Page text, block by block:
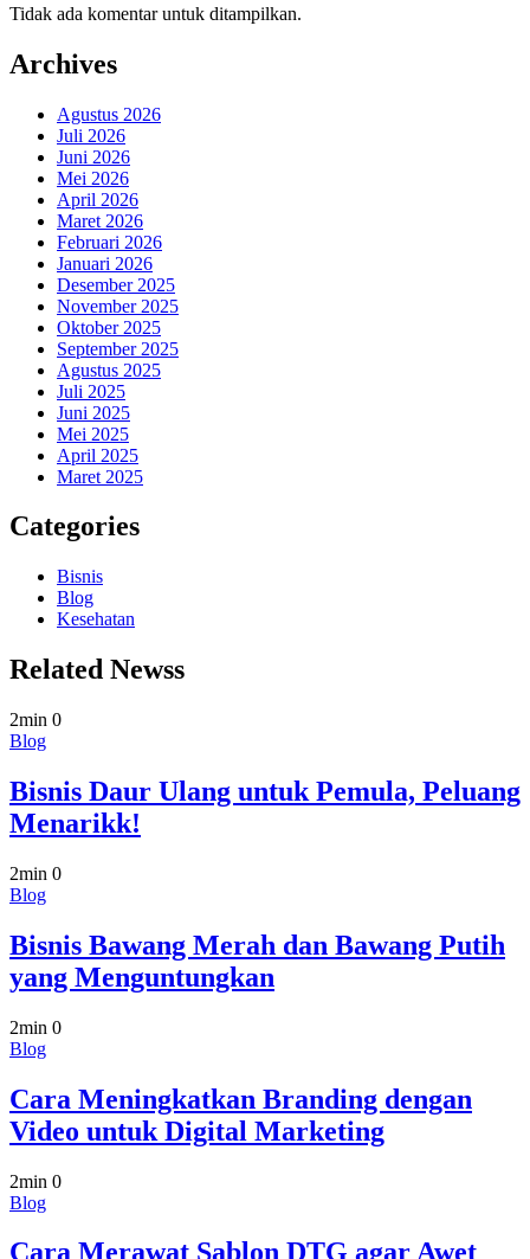
Tidak ada komentar untuk ditampilkan.
Archives
Agustus 2026
Juli 2026
Juni 2026
Mei 2026
April 2026
Maret 2026
Februari 2026
Januari 2026
Desember 2025
November 2025
Oktober 2025
September 2025
Agustus 2025
Juli 2025
Juni 2025
Mei 2025
April 2025
Maret 2025
Categories
Bisnis
Blog
Kesehatan
Related Newss
2min 0
Blog
Bisnis Daur Ulang untuk Pemula, Peluang
Menarikk!
2min 0
Blog
Bisnis Bawang Merah dan Bawang Putih
yang Menguntungkan
2min 0
Blog
Cara Meningkatkan Branding dengan
Video untuk Digital Marketing
2min 0
Blog
Cara Merawat Sablon DTG agar Awet